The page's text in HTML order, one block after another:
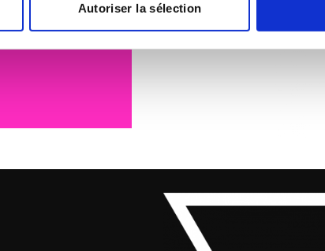
Autoriser la sélection